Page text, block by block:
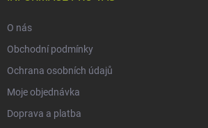
O nás
Obchodní podmínky
Ochrana osobních údajů
Moje objednávka
Doprava a platba